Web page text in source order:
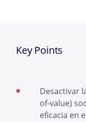
Key Points
Desactivar
of-value)
eficacia en